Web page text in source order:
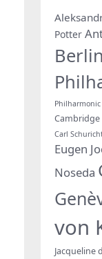
Potter
Philharmonic
Cambridge
Carl
Eugen
Noseda
von
Jacqueline